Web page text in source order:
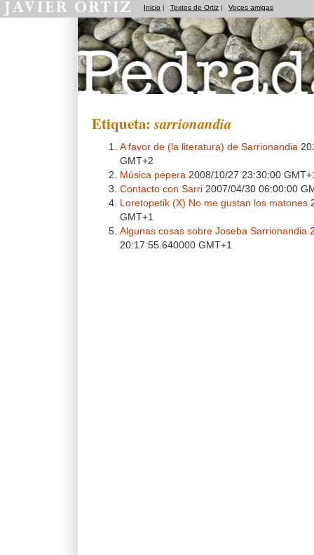
Inicio | Textos de Ortiz | Voces amigas
Etiqueta:sarrionandia
A favor de (la literatura) de Sarrionandia
GMT+2
Música pepera 2008/10/27 23:30:00
Contacto con Sarri 2007/04/30 06:00:00
Loretopetik (X) No me gustan los matones
GMT+1
Algunas cosas sobre Joseba Sarrionandia
20:17:55.640000 GMT+1